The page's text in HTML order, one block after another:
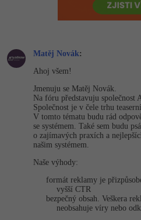
HTML5, CSS3,
SQL a databáze
Testování a verzování
UML a návrhové
React
Spring
ASP.NET MVC
Django
PHP
JavaScript
HTML / CSS
UML a návrhové
MySQL/MariaDB
MS-SQL
Vývojář mobilních
Webdesigner
Tester
Systémový
3D grafik
-80%
PHP
C++ -80%
Swift -80%
Kotlin -80%
-80%
VB.NET
Digitální gramotnost
WordPress
SEO -30%
UX
Business
Kryptoměny
Copywriting -30%
Photoshop -80%
Adobe Lightroom
Adobe XD -15%
Adobe InDesign -25%
Adobe After Effects
Blender -80%
Inkscape
Matěj Novák:
Ahoj všem!
Jmenuju se Matěj Novák.
Na fóru představuju společnost
Společnost je v čele trhu
V tomto tématu budu rád
se systémem. Také sem budu
o zajímavých praxích a
našim systémem.
Naše výhody:
formát reklamy je
vyšší CTR
bezpečný obsah. Veškera
neobsahuje víry nebo